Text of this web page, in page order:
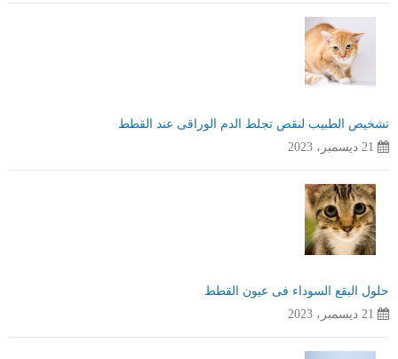
تشخيص الطبيب لنقص تجلط الدم الوراقى عند القطط
21 ديسمبر، 2023
حلول البقع السوداء فى عيون القطط
21 ديسمبر، 2023